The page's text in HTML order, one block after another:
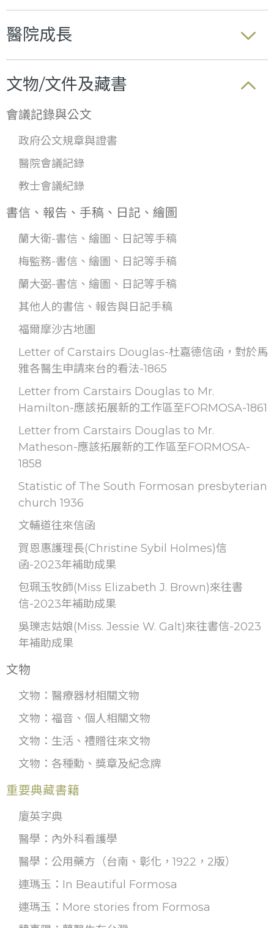
醫院成長
文物/文件及藏書
會議記錄與公文
政府公文規章與證書
醫院會議記錄
教士會議紀錄
書信、報告、手稿、日記、繪圖
蘭大衛-書信、繪圖、日記等手稿
梅監務-書信、繪圖、日記等手稿
蘭大弼-書信、繪圖、日記等手稿
其他人的書信、報告與日記手稿
福爾摩沙古地圖
Letter of Carstairs Douglas-杜嘉德信函，對於馬
雅各醫生申請來台的看法-1865
Letter from Carstairs Douglas to Mr.
Hamilton-應該拓展新的工作區至FORMOSA-1861
Letter from Carstairs Douglas to Mr.
Matheson-應該拓展新的工作區至FORMOSA-
1858
Statistic of The South Formosan presbyterian
church 1936
文輔道往來信函
賀恩惠護理長(Christine Sybil Holmes)信
函-2023年補助成果
包珮玉牧師(Miss Elizabeth J. Brown)來往書
信-2023年補助成果
吳瓅志姑娘(Miss. Jessie W. Galt)來往書信-2023
年補助成果
文物
文物：醫療器材相關文物
文物：福音、個人相關文物
文物：生活、禮贈往來文物
文物：各種勳、獎章及紀念牌
重要典藏書籍
廈英字典
醫學：內外科看護學
醫學：公用藥方（台南、彰化，1922，2版）
連瑪玉：In Beautiful Formosa
連瑪玉：More stories from Formosa